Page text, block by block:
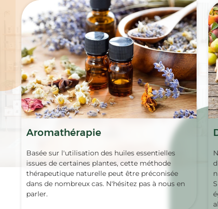
Aromathérapie
Basée sur l'utilisation des huiles essentielles
issues de certaines plantes, cette méthode
thérapeutique naturelle peut être préconisée
dans de nombreux cas. N'hésitez pas à nous en
parler.